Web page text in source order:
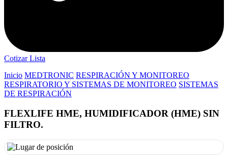
Cotizar Lista
Inicio MEDTRONIC RESPIRACIÓN Y MONITOREO
RESPIRATORIO Y SISTEMAS DE MONITOREO SISTEMAS
DE RESPIRACIÓN
FLEXLIFE HME, HUMIDIFICADOR (HME) SIN
FILTRO.